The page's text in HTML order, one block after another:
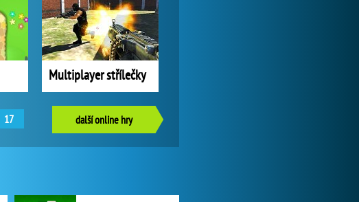
Multiplayer střílečky
17 další online hry